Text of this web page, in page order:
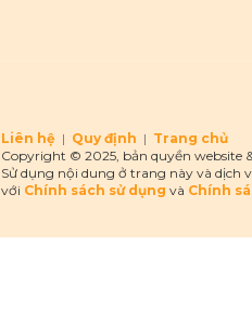
Liên hệ | Quy định | Trang chủ
Copyright © 2025, bản quyền website
Sử dụng nội dung ở trang này và dịch
với Chính sách sử dụng và Chính